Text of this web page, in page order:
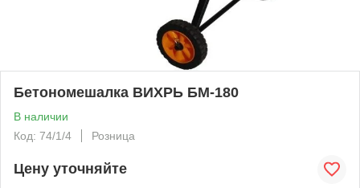
Бетономешалка ВИХРЬ БМ-180
В наличии
Код: 74/1/4
Розница
Цену уточняйте